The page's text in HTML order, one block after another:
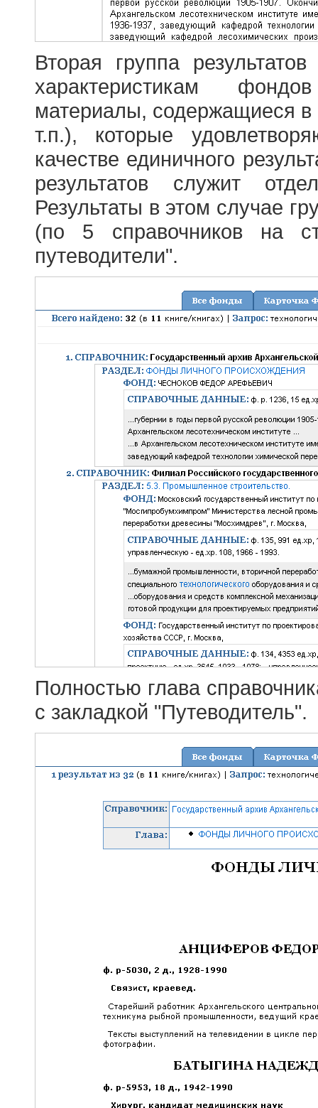
Вторая группа
характеристикам
материалы, содержащиеся в
т.п.), которые
качестве единичного
результатов служит
Результаты в этом случае
(по 5 справочников на
путеводители".
Полностью глава
с закладкой "Путеводитель".